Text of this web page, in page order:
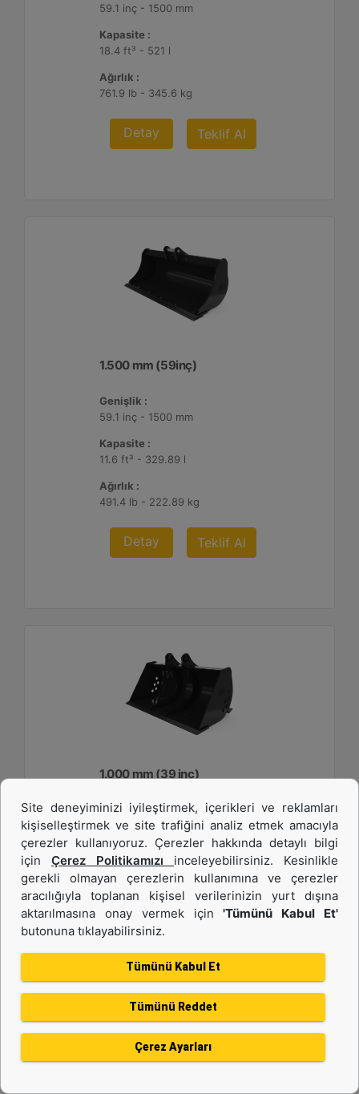
59.1 inç - 1500 mm
Kapasite :
18.4 ft³ - 521 l
Ağırlık :
761.9 lb - 345.6 kg
Detay Teklif Al
1.500 mm (59inç)
Genişlik :
59.1 inç - 1500 mm
Kapasite :
11.6 ft³ - 329.89 l
Ağırlık :
491.4 lb - 222.89 kg
Detay Teklif Al
1.000 mm (39 inç)
Genişlik :
39.4 inç - 1000 mm
Kapasite :
6 ft³ - 169.89 l
Ağırlık :
258.6 lb - 117.3 kg
Detay Teklif Al
Site deneyiminizi iyileştirmek, içerikleri ve reklamları
kişiselleştirmek ve site trafiğini analiz etmek amacıyla
çerezler kullanıyoruz. Çerezler hakkında detaylı bilgi
için Çerez Politikamızı inceleyebilirsiniz. Kesinlikle
gerekli olmayan çerezlerin kullanımına ve çerezler
aracılığıyla toplanan kişisel verilerinizin yurt dışına
aktarılmasına onay vermek için'Tümünü Kabul Et'
butonuna tıklayabilirsiniz.
Tümünü Kabul Et
Tümünü Reddet
Çerez Ayarları